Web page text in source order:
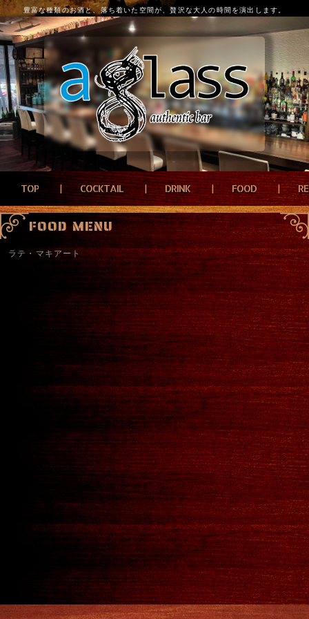
豊富な種類のお酒と、落ち着いた空間が、贅沢な大人の時間を演出します。
TOP COCKTAIL DRINK FOOD
FOOD MENU
ラテ・マキアート